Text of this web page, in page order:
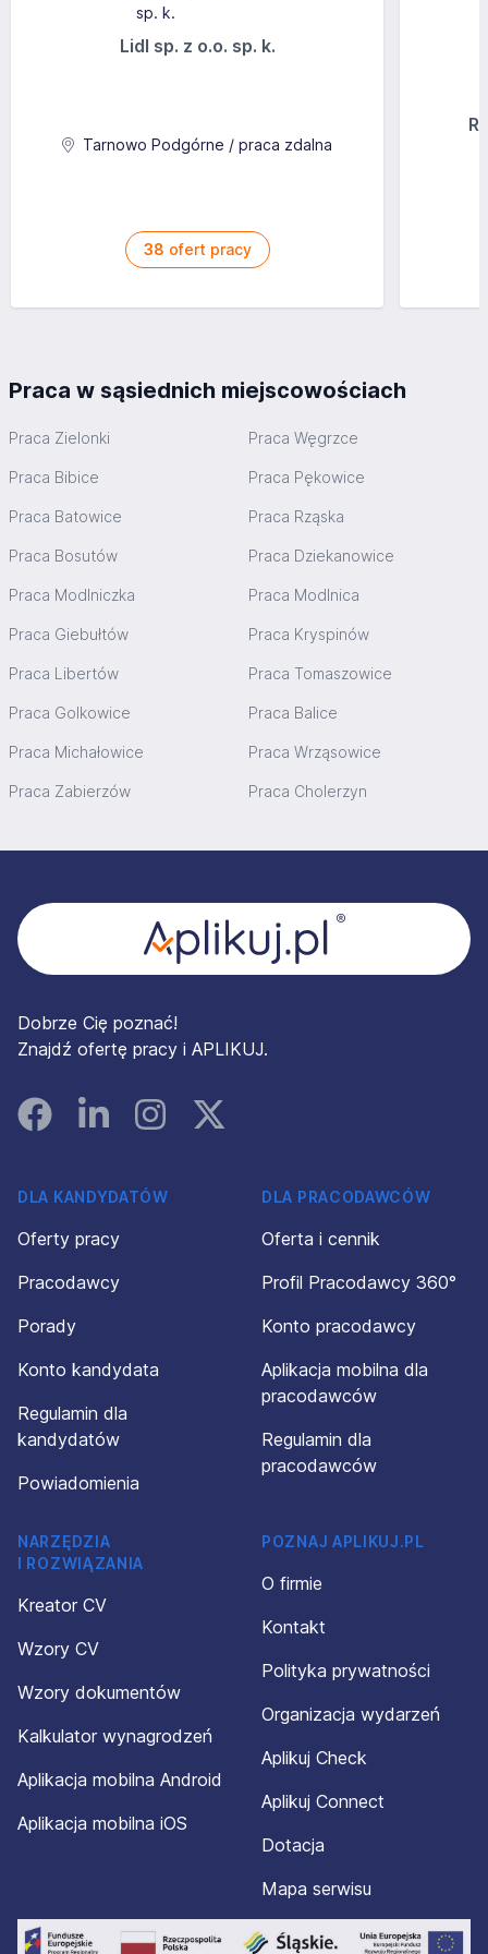
Lidl sp. z o.o. sp. k.
Tarnowo Podgórne / praca zdalna
38 ofert pracy
Praca w sąsiednich miejscowościach
Praca Zielonki Praca Węgrzce
Praca Bibice Praca Pękowice
Praca Batowice Praca Rząska
Praca Bosutów Praca Dziekanowice
Praca Modlniczka Praca Modlnica
Praca Giebułtów Praca Kryspinów
Praca Libertów Praca Tomaszowice
Praca Golkowice Praca Balice
Praca Michałowice Praca Wrząsowice
Praca Zabierzów Praca Cholerzyn
Dobrze Cię poznać!
Znajdź ofertę pracy i APLIKUJ.
FacebookLinked InInstagramInstagram
DLA KANDYDATÓW
Oferty pracy
Pracodawcy
Porady
Konto kandydata
Regulamin dla
kandydatów
Powiadomienia
DLA PRACODAWCÓW
Oferta i cennik
Profil Pracodawcy 360°
Konto pracodawcy
Aplikacja mobilna dla
pracodawców
Regulamin dla
pracodawców
NARZĘDZIA
I ROZWIĄZANIA
Kreator CV
Wzory CV
Wzory dokumentów
Kalkulator wynagrodzeń
Aplikacja mobilna Android
Aplikacja mobilna iOS
POZNAJ APLIKUJ.PL
O firmie
Kontakt
Polityka prywatności
Organizacja wydarzeń
Aplikuj Check
Aplikuj Connect
Dotacja
Mapa serwisu